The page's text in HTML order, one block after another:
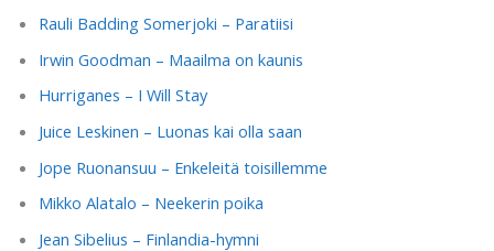
Rauli Badding Somerjoki – Paratiisi
Irwin Goodman – Maailma on kaunis
Hurriganes – I Will Stay
Juice Leskinen – Luonas kai olla saan
Jope Ruonansuu – Enkeleitä toisillemme
Mikko Alatalo – Neekerin poika
Jean Sibelius – Finlandia-hymni